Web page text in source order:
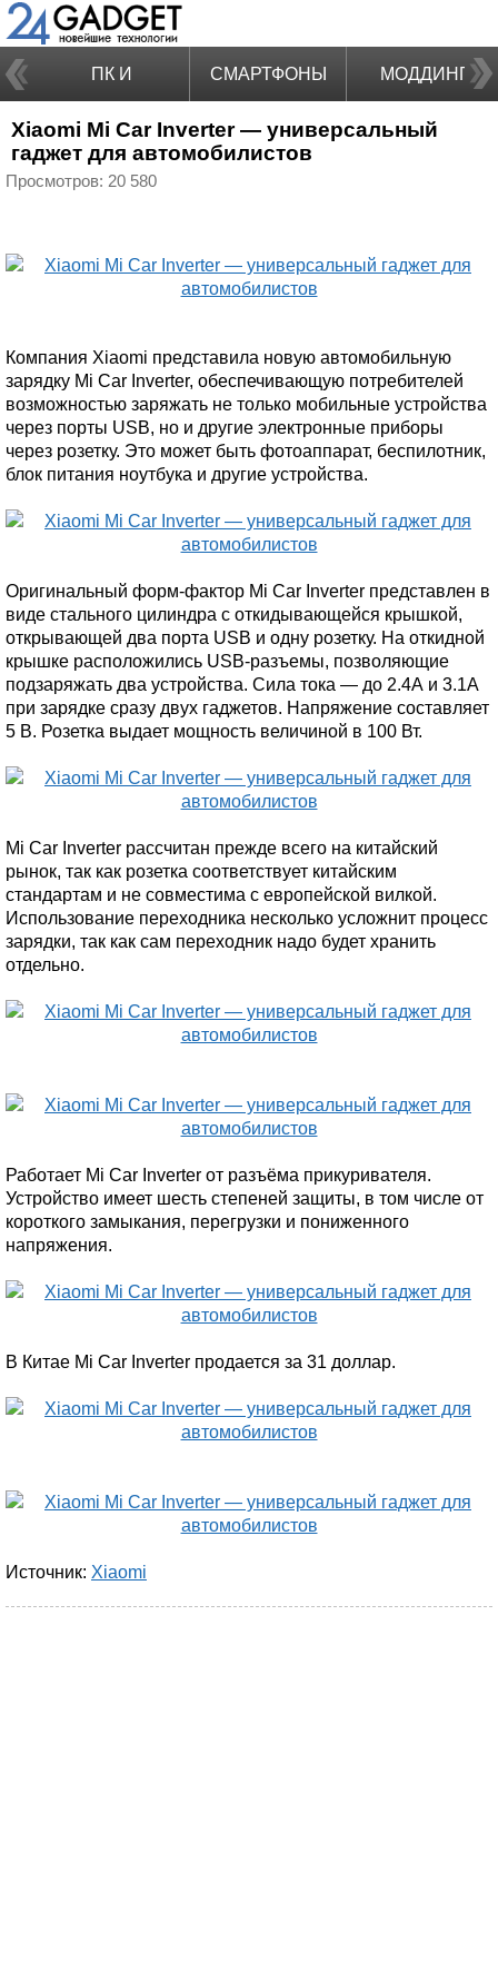
ПК И
НОУТБУКИ
СМАРТФОНЫ МОДДИНГ
Xiaomi Mi Car Inverter — универсальный
гаджет для автомобилистов
Просмотров: 20 580
Компания Xiaomi представила новую автомобильную
зарядку Mi Car Inverter, обеспечивающую потребителей
возможностью заряжать не только мобильные устройства
через порты USB, но и другие электронные приборы
через розетку. Это может быть фотоаппарат, беспилотник,
блок питания ноутбука и другие устройства.
Оригинальный форм-фактор Mi Car Inverter представлен в
виде стального цилиндра с откидывающейся крышкой,
открывающей два порта USB и одну розетку. На откидной
крышке расположились USB-разъемы, позволяющие
подзаряжать два устройства. Сила тока — до 2.4А и 3.1А
при зарядке сразу двух гаджетов. Напряжение составляет
5 В. Розетка выдает мощность величиной в 100 Вт.
Mi Car Inverter рассчитан прежде всего на китайский
рынок, так как розетка соответствует китайским
стандартам и не совместима с европейской вилкой.
Использование переходника несколько усложнит процесс
зарядки, так как сам переходник надо будет хранить
отдельно.
Работает Mi Car Inverter от разъёма прикуривателя.
Устройство имеет шесть степеней защиты, в том числе от
короткого замыкания, перегрузки и пониженного
напряжения.
В Китае Mi Car Inverter продается за 31 доллар.
Источник: Xiaomi